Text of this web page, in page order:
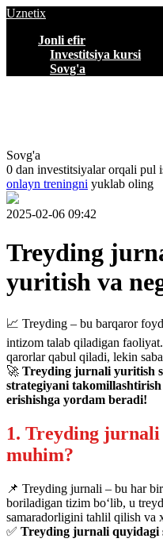
Uznetix
Jonli efir
Investitsiya kursi
Sovg'a
Sovg'a
0 dan investitsiyalar orqali pul
onlayn treningni yuklab oling
2025-02-06 09:42
Treyding
yuritish va
📈 Treyding – bu barqaror
intizom talab qiladigan
qarorlar qabul qiladi, lekin
🚀 Treyding jurnali yuritish
strategiyani
erishishga yordam beradi!
1. Treyding jurnali
muhim?
📌 Treyding jurnali – bu har
boriladigan tizim bo‘lib, u
samaradorligini tahlil qilish va
✅ Treyding jurnali quyidagi